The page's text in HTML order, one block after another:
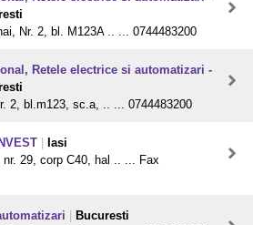
Nr. 2, bl. M123A .. ... 0744483200
Retele electrice si automatizari -
2, bl.m123, sc.a, .. ... 0744483200
Iasi
nr. 29, corp C40, hal .. ... Fax
Bucuresti